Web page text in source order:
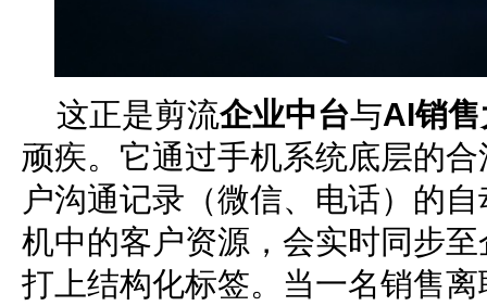
这正是剪流企业中台与AI销
顽疾。它通过手机系统底层的
户沟通记录（微信、电话）的
机中的客户资源，会实时同步
打上结构化标签。当一名销售